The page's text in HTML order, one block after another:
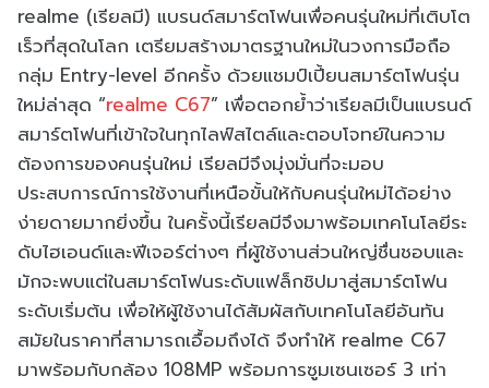
realme (เรียลมี) แบรนด์สมาร์ตโฟนเพื่อคนรุ่นใหม่ที่เติบโต
เร็วที่สุดในโลก เตรียมสร้างมาตรฐานใหม่ในวงการมือถือ
กลุ่ม Entry-level อีกครั้ง ด้วยแชมป์เปี้ยนสมาร์ตโฟนรุ่น
ใหม่ล่าสุด “realme C67” เพื่อตอกย้ำว่าเรียลมีเป็นแบรนด์
สมาร์ตโฟนที่เข้าใจในทุกไลฟ์สไตล์และตอบโจทย์ในความ
ต้องการของคนรุ่นใหม่ เรียลมีจึงมุ่งมั่นที่จะมอบ
ประสบการณ์การใช้งานที่เหนือขั้นให้กับคนรุ่นใหม่ได้อย่าง
ง่ายดายมากยิ่งขึ้น ในครั้งนี้เรียลมีจึงมาพร้อมเทคโนโลยีระ
ดับไฮเอนด์และฟีเจอร์ต่างๆ ที่ผู้ใช้งานส่วนใหญ่ชื่นชอบและ
มักจะพบแต่ในสมาร์ตโฟนระดับแฟล็กชิปมาสู่สมาร์ตโฟน
ระดับเริ่มต้น เพื่อให้ผู้ใช้งานได้สัมผัสกับเทคโนโลยีอันทัน
สมัยในราคาที่สามารถเอื้อมถึงได้ จึงทำให้ realme C67
มาพร้อมกับกล้อง 108MP พร้อมการซูมเซนเซอร์ 3 เท่า